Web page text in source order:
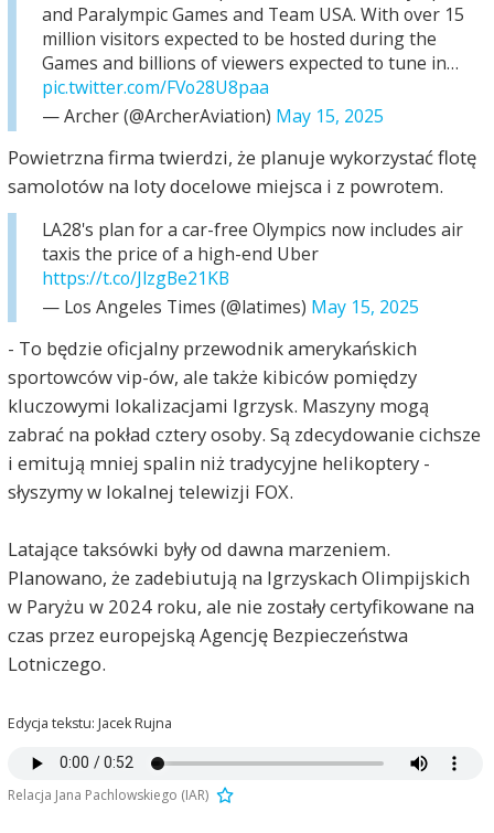
and Paralympic Games and Team USA. With over 15
million visitors expected to be hosted during the
Games and billions of viewers expected to tune in…
pic.twitter.com/FVo28U8paa
— Archer (@ArcherAviation) May 15, 2025
Powietrzna firma twierdzi, że planuje wykorzystać flotę
samolotów na loty docelowe miejsca i z powrotem.
LA28's plan for a car-free Olympics now includes air
taxis the price of a high-end Uber
https://t.co/JlzgBe21KB
— Los Angeles Times (@latimes) May 15, 2025
- To będzie oficjalny przewodnik amerykańskich
sportowców vip-ów, ale także kibiców pomiędzy
kluczowymi lokalizacjami Igrzysk. Maszyny mogą
zabrać na pokład cztery osoby. Są zdecydowanie cichsze
i emitują mniej spalin niż tradycyjne helikoptery -
słyszymy w lokalnej telewizji FOX.
Latające taksówki były od dawna marzeniem.
Planowano, że zadebiutują na Igrzyskach Olimpijskich
w Paryżu w 2024 roku, ale nie zostały certyfikowane na
czas przez europejską Agencję Bezpieczeństwa
Lotniczego.
Edycja tekstu: Jacek Rujna
Relacja Jana Pachlowskiego (IAR)